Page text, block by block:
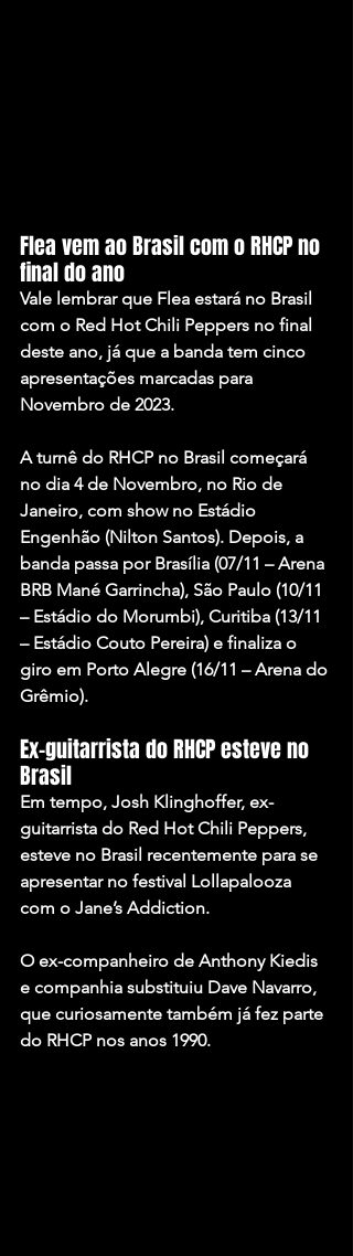
Flea vem ao Brasil com o RHCP no
final do ano
Vale lembrar que Flea estará no Brasil
com o Red Hot Chili Peppers no final
deste ano, já que a banda tem cinco
apresentações marcadas para
Novembro de 2023.
A turnê do RHCP no Brasil começará
no dia 4 de Novembro, no Rio de
Janeiro, com show no Estádio
Engenhão (Nilton Santos). Depois, a
banda passa por Brasília (07/11 – Arena
BRB Mané Garrincha), São Paulo (10/11
– Estádio do Morumbi), Curitiba (13/11
– Estádio Couto Pereira) e finaliza o
giro em Porto Alegre (16/11 – Arena do
Grêmio).
Ex-guitarrista do RHCP esteve no
Brasil
Em tempo, Josh Klinghoffer, ex-
guitarrista do Red Hot Chili Peppers,
esteve no Brasil recentemente para se
apresentar no festival Lollapalooza
com o Jane’s Addiction.
O ex-companheiro de Anthony Kiedis
e companhia substituiu Dave Navarro,
que curiosamente também já fez parte
do RHCP nos anos 1990.